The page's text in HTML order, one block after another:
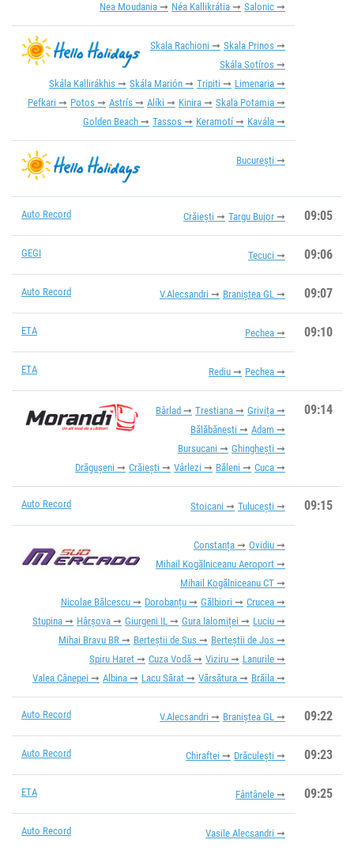
Nea Moudania
Néa Kallikrátia Salonic
Skala Rachioni
Skala Prinos
Skála Sotíros
Skála Kallirákhis
Skála Marión Tripiti
Limenaria
Pefkari
Potos Astrís Alíki Kinira
Skala Potamia
Golden Beach
Tassos Keramotí Kavála
București
Auto Record Crăieşti Targu Bujor 09:05
GEGI Tecuci 09:06
Auto Record V.Alecsandri Braniștea GL 09:07
ETA Pechea 09:10
ETA Rediu Pechea
Bârlad Trestiana
Grivița
Bălăbănești
Adam
Bursucani
Ghinghești
Drăgușeni
Crăieşti Vârlezi Băleni Cuca
09:14
Auto Record Stoicani Tulucești 09:15
Constanța
Ovidiu
Mihail Kogălniceanu Aeroport
Mihail Kogălniceanu CT
Nicolae Bălcescu
Dorobanțu Gălbiori
Crucea
Stupina
Hârșova Giurgeni IL Gura Ialomiței
Luciu
Mihai Bravu BR
Berteștii de Sus
Berteștii de Jos
Spiru Haret
Cuza Vodă Viziru
Lanurile
Valea Cânepei
Albina Lacu Sărat Vărsătura Brăila
Auto Record V.Alecsandri Braniștea GL 09:22
Auto Record Chiraftei Drăculești 09:23
ETA Fântânele 09:25
Auto Record Vasile Alecsandri